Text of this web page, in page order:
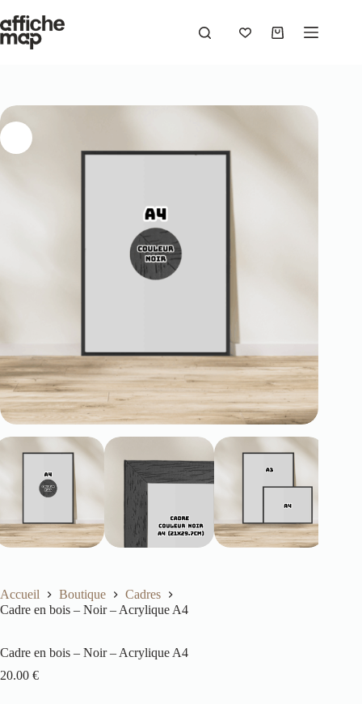
Accueil Boutique
Cadres
Cadre en bois – Noir – Acrylique A4
Cadre en bois – Noir – Acrylique A4
20.00 €